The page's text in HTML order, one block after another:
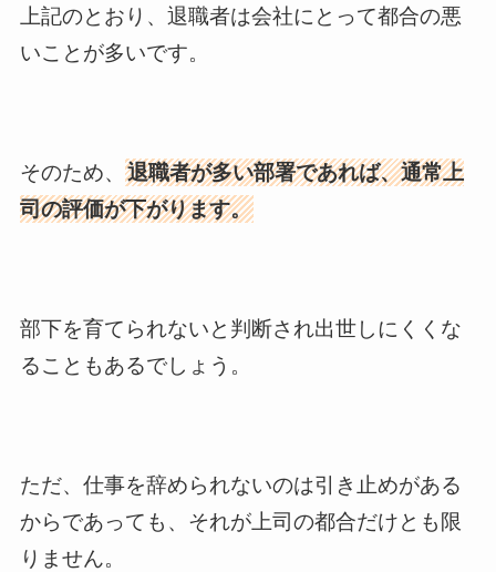
上記のとおり、退職者は会社にとって都合の悪
いことが多いです。
そのため、 退職者が多い部署であれば、通常上
司の評価が下がります。
部下を育てられないと判断され出世しにくくな
ることもあるでしょう。
ただ、仕事を辞められないのは引き止めがある
からであっても、それが上司の都合だけとも限
りません。